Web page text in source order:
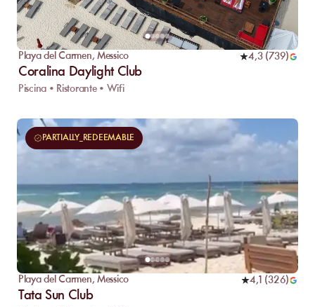
Playa del Carmen, Messico 4,3(739)
Coralina Daylight Club
Piscina • Ristorante • Wifi
PARTIALLY_REDEEMABLE
Playa del Carmen, Messico 4,1 (326)
Tata Sun Club